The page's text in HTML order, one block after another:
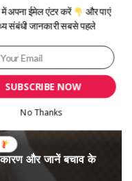
कारण और जानें बचाव के
SUBSCRIBE NOW
में अपना ईमेल एंटर करें
और पाएं
संबंधी जानकारी सबसे पहले
No Thanks